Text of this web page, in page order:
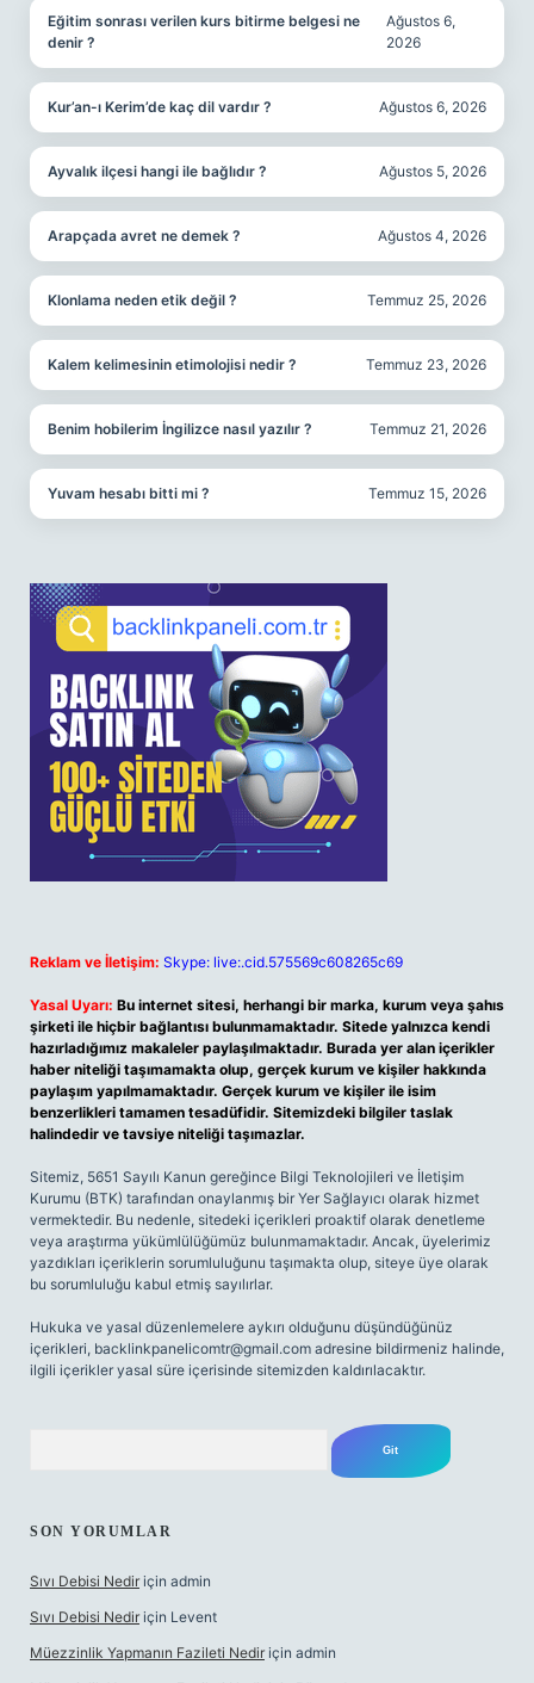
Eğitim sonrası verilen kurs bitirme belgesi ne
denir ?
Ağustos 6,
2026
Kur’an-ı Kerim’de kaç dil vardır ? Ağustos 6, 2026
Ayvalık ilçesi hangi ile bağlıdır ? Ağustos 5, 2026
Arapçada avret ne demek ? Ağustos 4, 2026
Klonlama neden etik değil ? Temmuz 25, 2026
Kalem kelimesinin etimolojisi nedir ? Temmuz 23, 2026
Benim hobilerim İngilizce nasıl yazılır ? Temmuz 21, 2026
Yuvam hesabı bitti mi ? Temmuz 15, 2026
Reklam ve İletişim: Skype: live:.cid.575569c608265c69
Yasal Uyarı: Bu internet sitesi, herhangi bir marka, kurum veya şahıs
şirketi ile hiçbir bağlantısı bulunmamaktadır. Sitede yalnızca kendi
hazırladığımız makaleler paylaşılmaktadır. Burada yer alan içerikler
haber niteliği taşımamakta olup, gerçek kurum ve kişiler hakkında
paylaşım yapılmamaktadır. Gerçek kurum ve kişiler ile isim
benzerlikleri tamamen tesadüfidir. Sitemizdeki bilgiler taslak
halindedir ve tavsiye niteliği taşımazlar.
Sitemiz, 5651 Sayılı Kanun gereğince Bilgi Teknolojileri ve İletişim
Kurumu (BTK) tarafından onaylanmış bir Yer Sağlayıcı olarak hizmet
vermektedir. Bu nedenle, sitedeki içerikleri proaktif olarak denetleme
veya araştırma yükümlülüğümüz bulunmamaktadır. Ancak, üyelerimiz
yazdıkları içeriklerin sorumluluğunu taşımakta olup, siteye üye olarak
bu sorumluluğu kabul etmiş sayılırlar.
Hukuka ve yasal düzenlemelere aykırı olduğunu düşündüğünüz
içerikleri, backlinkpanelicomtr@gmail.com adresine bildirmeniz halinde,
ilgili içerikler yasal süre içerisinde sitemizden kaldırılacaktır.
SON YORUMLAR
Sıvı Debisi Nedir için admin
Sıvı Debisi Nedir için Levent
Müezzinlik Yapmanın Fazileti Nedir için admin